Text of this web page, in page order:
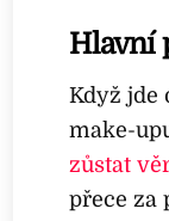
Hlavní
Když jde
make-
zůstat
přece za